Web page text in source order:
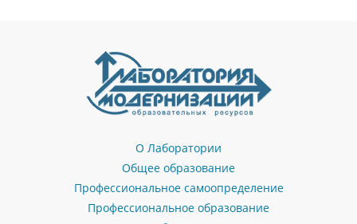
О Лаборатории
Общее образование
Профессиональное самоопределение
Профессиональное образование